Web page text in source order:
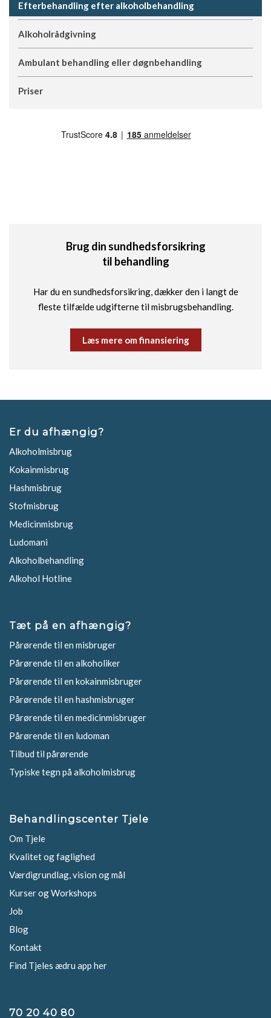
Efterbehandling efter alkoholbehandling
Alkoholrådgivning
Ambulant behandling eller døgnbehandling
Priser
Brug din sundhedsforsikring
til behandling
Har du en sundhedsforsikring, dækker den i langt de
fleste tilfælde udgifterne til misbrugsbehandling.
Læs mere om finansiering
Er du afhængig?
Alkoholmisbrug
Kokainmisbrug
Hashmisbrug
Stofmisbrug
Medicinmisbrug
Ludomani
Alkoholbehandling
Alkohol Hotline
Tæt på en afhængig?
Pårørende til en misbruger
Pårørende til en alkoholiker
Pårørende til en kokainmisbruger
Pårørende til en hashmisbruger
Pårørende til en medicinmisbruger
Pårørende til en ludoman
Tilbud til pårørende
Typiske tegn på alkoholmisbrug
Behandlingscenter Tjele
Om Tjele
Kvalitet og faglighed
Værdigrundlag, vision og mål
Kurser og Workshops
Job
Blog
Kontakt
Find Tjeles ædru app her
70 20 40 80